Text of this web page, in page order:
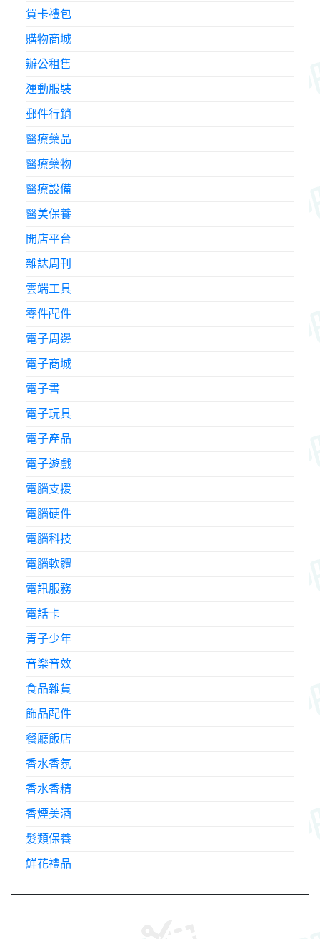
賀卡禮包
購物商城
辦公租售
運動服裝
郵件行銷
醫療藥品
醫療藥物
醫療設備
醫美保養
開店平台
雜誌周刊
雲端工具
零件配件
電子周邊
電子商城
電子書
電子玩具
電子產品
電子遊戲
電腦支援
電腦硬件
電腦科技
電腦軟體
電訊服務
電話卡
青子少年
音樂音效
食品雜貨
飾品配件
餐廳飯店
香水香氛
香水香精
香煙美酒
髮類保養
鮮花禮品